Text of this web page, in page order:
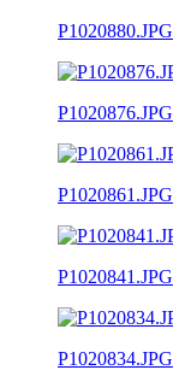
P1020880.JPG
P1020876.JPG
P1020861.JPG
P1020841.JPG
P1020834.JPG